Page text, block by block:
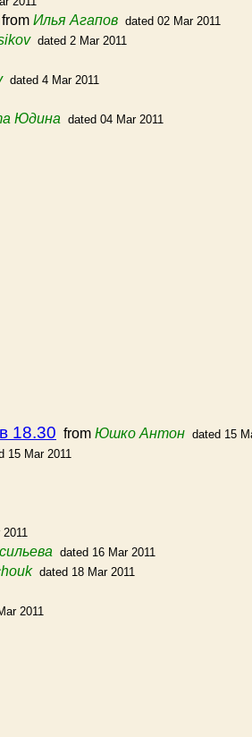
from Илья Агапов dated 02 Mar 2011
dated 2 Mar 2011
dated 4 Mar 2011
Юдина dated 04 Mar 2011
18.30 from Юшко Антон dated 15
15 Mar 2011
dated 16 Mar 2011
dated 18 Mar 2011
2011